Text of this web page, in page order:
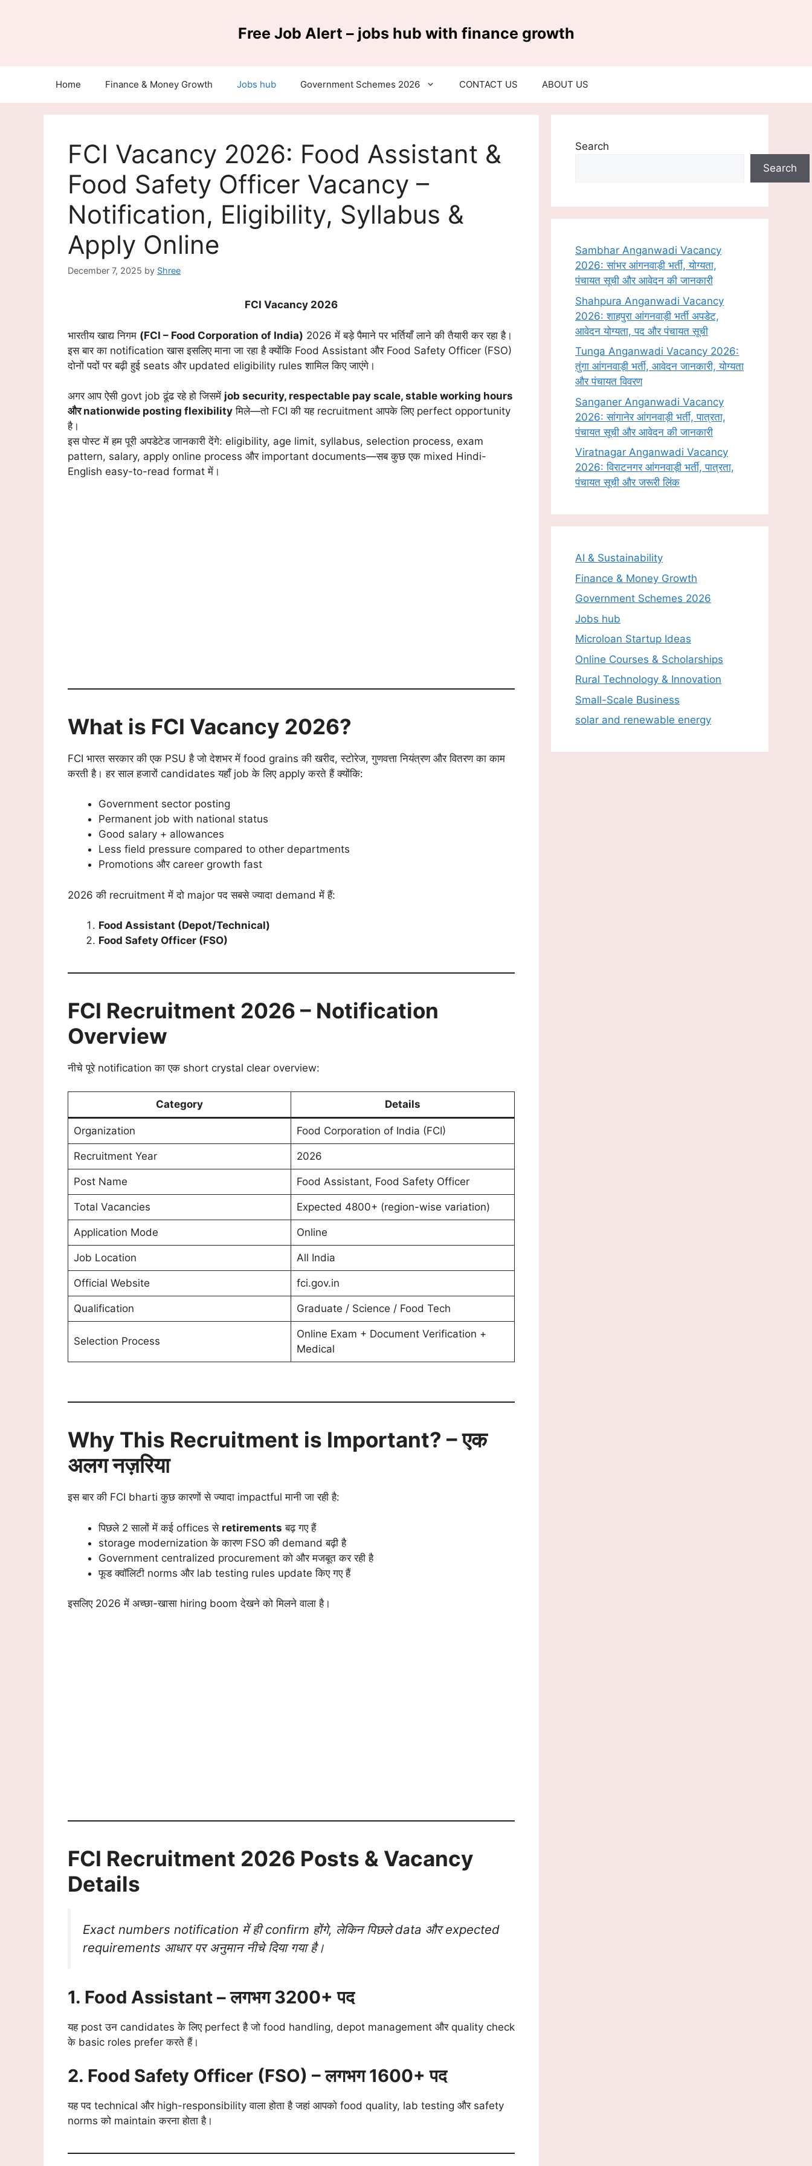
Free Job Alert – jobs hub with finance growth
Home Finance & Money Growth Jobs hub Government Schemes 2026 CONTACT US ABOUT US
FCI Vacancy 2026: Food Assistant &
Food Safety Officer Vacancy –
Notification, Eligibility, Syllabus &
Apply Online
December 7, 2025 by Shree
FCI Vacancy 2026
भारतीय खाद्य निगम (FCI – Food Corporation of India) 2026 में बड़े पैमाने पर भर्तियाँ लाने की तैयारी कर रहा है।
इस बार का notification खास इसलिए माना जा रहा है क्योंकि Food Assistant और Food Safety Officer (FSO)
दोनों पदों पर बढ़ी हुई seats और updated eligibility rules शामिल किए जाएंगे।
अगर आप ऐसी govt job ढूंढ रहे हो जिसमें job security, respectable pay scale, stable working hours
और nationwide posting flexibility मिले—तो FCI की यह recruitment आपके लिए perfect opportunity
है।
इस पोस्ट में हम पूरी अपडेटेड जानकारी देंगे: eligibility, age limit, syllabus, selection process, exam
pattern, salary, apply online process और important documents—सब कुछ एक mixed Hindi-
English easy-to-read format में।
What is FCI Vacancy 2026?
FCI भारत सरकार की एक PSU है जो देशभर में food grains की खरीद, स्टोरेज, गुणवत्ता नियंत्रण और वितरण का काम
करती है। हर साल हजारों candidates यहाँ job के लिए apply करते हैं क्योंकि:
Government sector posting
Permanent job with national status
Good salary + allowances
Less field pressure compared to other departments
Promotions और career growth fast
2026 की recruitment में दो major पद सबसे ज्यादा demand में हैं:
Food Assistant (Depot/Technical)
Food Safety Officer (FSO)
FCI Recruitment 2026 – Notification
Overview
नीचे पूरे notification का एक short crystal clear overview:
Category Details
Organization Food Corporation of India (FCI)
Recruitment Year 2026
Post Name Food Assistant, Food Safety Officer
Total Vacancies Expected 4800+ (region-wise variation)
Application Mode Online
Job Location All India
Official Website fci.gov.in
Qualification Graduate / Science / Food Tech
Selection Process
Online Exam + Document Verification +
Medical
Why This Recruitment is Important? – एक
अलग नज़रिया
इस बार की FCI bharti कुछ कारणों से ज्यादा impactful मानी जा रही है:
पिछले 2 सालों में कई offices से retirements बढ़ गए हैं
storage modernization के कारण FSO की demand बढ़ी है
Government centralized procurement को और मजबूत कर रही है
फूड क्वॉलिटी norms और lab testing rules update किए गए हैं
इसलिए 2026 में अच्छा-खासा hiring boom देखने को मिलने वाला है।
FCI Recruitment 2026 Posts & Vacancy
Details
Exact numbers notification में ही confirm होंगे, लेकिन पिछले data और expected
requirements आधार पर अनुमान नीचे दिया गया है।
1. Food Assistant – लगभग 3200+ पद
यह post उन candidates के लिए perfect है जो food handling, depot management और quality check
के basic roles prefer करते हैं।
2. Food Safety Officer (FSO) – लगभग 1600+ पद
यह पद technical और high-responsibility वाला होता है जहां आपको food quality, lab testing और safety
norms को maintain करना होता है।
Search
Search
Sambhar Anganwadi Vacancy
2026: सांभर आंगनवाड़ी भर्ती, योग्यता,
पंचायत सूची और आवेदन की जानकारी
Shahpura Anganwadi Vacancy
2026: शाहपुरा आंगनवाड़ी भर्ती अपडेट,
आवेदन योग्यता, पद और पंचायत सूची
Tunga Anganwadi Vacancy 2026:
तुंगा आंगनवाड़ी भर्ती, आवेदन जानकारी, योग्यता
और पंचायत विवरण
Sanganer Anganwadi Vacancy
2026: सांगानेर आंगनवाड़ी भर्ती, पात्रता,
पंचायत सूची और आवेदन की जानकारी
Viratnagar Anganwadi Vacancy
2026: विराटनगर आंगनवाड़ी भर्ती, पात्रता,
पंचायत सूची और जरूरी लिंक
AI & Sustainability
Finance & Money Growth
Government Schemes 2026
Jobs hub
Microloan Startup Ideas
Online Courses & Scholarships
Rural Technology & Innovation
Small-Scale Business
solar and renewable energy